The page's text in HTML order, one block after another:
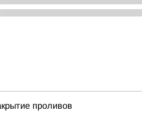
проливов